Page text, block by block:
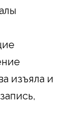
изъяла и